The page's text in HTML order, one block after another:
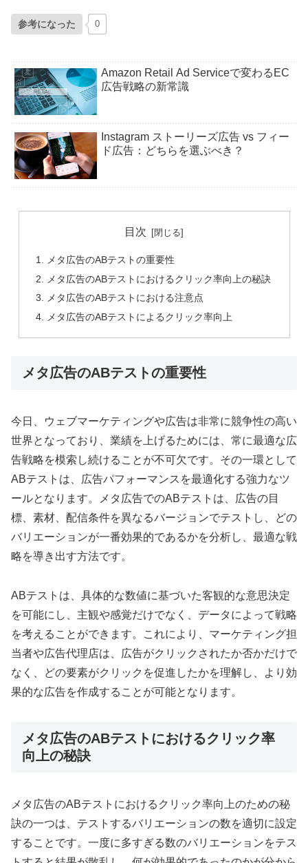
参考になった 0
Amazon Retail Ad Serviceで変わるEC
広告戦略の新常識
Instagram ストーリーズ広告 vs フィー
ド広告：どちらを選ぶべき？
目次
メタ広告のABテストの重要性
メタ広告のABテストにおけるクリック率向上の秘訣
メタ広告のABテストにおける注意点
メタ広告のABテストによるクリック率向上
メタ広告のABテストの重要性
今日、ウェブマーケティングや広告は非常に競争性の高い
世界となっており、業績を上げるためには、常に最適な広
告戦略を模索し続けることが不可欠です。その一環として
ABテストは、広告パフォーマンスを最適化する強力なツ
ールとなります。メタ広告でのABテストは、広告の目
標、素材、配信条件を異なるバージョンでテストし、どの
バリエーションが一番効果的であるかを分析し、最適な戦
略を導き出す方法です。
ABテストは、具体的な数値に基づいた客観的な意思決定
を可能にし、主観や感覚だけでなく、データによって戦略
を考えることができます。これにより、マーケティング担
当者や広告代理店は、広告がクリックされたか否かだけで
なく、どの要素がクリックを促進したかを理解し、より効
果的な広告を作成することが可能となります。
メタ広告のABテストにおけるクリック率
向上の秘訣
メタ広告のABテストにおけるクリック率向上のための秘
訣の一つは、テストするバリエーションの数を適切に設定
することです。一度に多すぎる数のバリエーションをテス